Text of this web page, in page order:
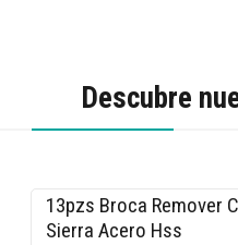
Descubre
-15% OFF
13pzs Broca Remover
Sierra Acero Hss